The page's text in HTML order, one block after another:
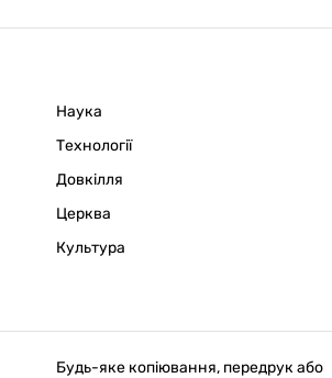
Наука
Технології
Довкілля
Церква
Культура
Будь-яке копіювання, передрук або